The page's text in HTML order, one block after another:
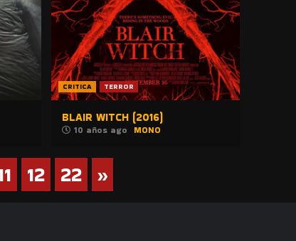
CRITICA TERROR
BLAIR WITCH (2016)
10 años ago MONO
12 22 »